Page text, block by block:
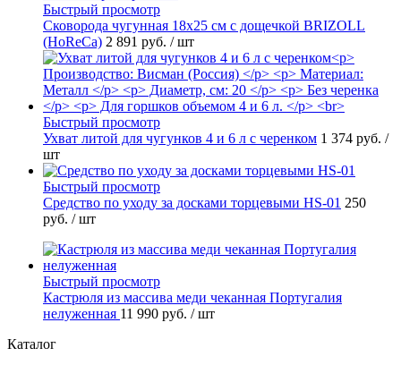
Быстрый просмотр
Сковорода чугунная 18х25 см с дощечкой BRIZOLL
(HoReCa) 2 891 руб. / шт
Быстрый просмотр
Ухват литой для чугунков 4 и 6 л с черенком 1 374 руб. /
шт
Быстрый просмотр
Средство по уходу за досками торцевыми HS-01 250
руб. / шт
Быстрый просмотр
Кастрюля из массива меди чеканная Португалия
нелуженная 11 990 руб. / шт
Каталог